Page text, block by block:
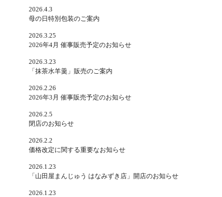
2026.4.3
母の日特別包装のご案内
2026.3.25
2026年4月 催事販売予定のお知らせ
2026.3.23
「抹茶水羊羹」販売のご案内
2026.2.26
2026年3月 催事販売予定のお知らせ
2026.2.5
閉店のお知らせ
2026.2.2
価格改定に関する重要なお知らせ
2026.1.23
「山田屋まんじゅう はなみずき店」開店のお知らせ
2026.1.23